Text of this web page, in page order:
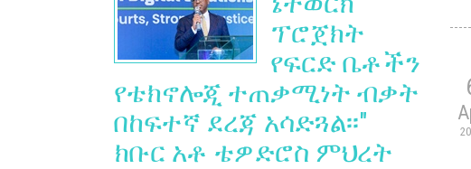
ፕሮጀክት
የፍርድ ቤቶችን
የቴክኖሎጂ ተጠቃሚነት ብቃት
በከፍተኛ ደረጃ አሳድጓል፡፡"
ክቡር አቶ ቴዎድሮስ ምህረት